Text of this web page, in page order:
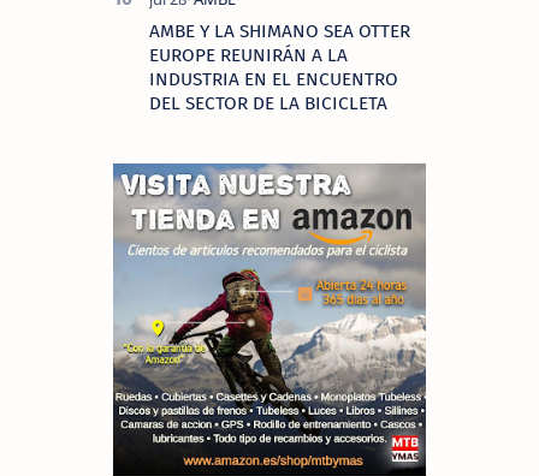
AMBE Y LA SHIMANO SEA OTTER
EUROPE REUNIRÁN A LA
INDUSTRIA EN EL ENCUENTRO
DEL SECTOR DE LA BICICLETA